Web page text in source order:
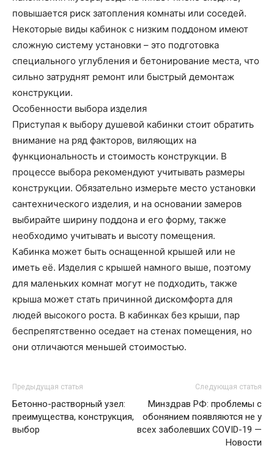
повышается риск затопления комнаты или соседей.
Некоторые виды кабинок с низким поддоном имеют
сложную систему установки – это подготовка
специального углубления и бетонирование места, что
сильно затруднят ремонт или быстрый демонтаж
конструкции.
Особенности выбора изделия
Приступая к выбору душевой кабинки стоит обратить
внимание на ряд факторов, виляющих на
функциональность и стоимость конструкции. В
процессе выбора рекомендуют учитывать размеры
конструкции. Обязательно измерьте место установки
сантехнического изделия, и на основании замеров
выбирайте ширину поддона и его форму, также
необходимо учитывать и высоту помещения.
Кабинка может быть оснащенной крышей или не
иметь её. Изделия с крышей намного выше, поэтому
для маленьких комнат могут не подходить, также
крыша может стать причинной дискомфорта для
людей высокого роста. В кабинках без крыши, пар
беспрепятственно оседает на стенах помещения, но
они отличаются меньшей стоимостью.
Предыдущая статья
Бетонно-растворный узел:
преимущества, конструкция,
выбор
Следующая статья
Минздрав РФ: проблемы с
обонянием появляются не у
всех заболевших COVID-19 —
Новости